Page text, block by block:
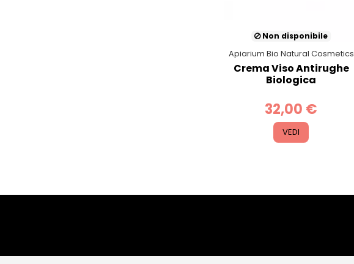
Non disponibile
Apiarium Bio Natural Cosmetics
Crema Viso Antirughe
Biologica
32,00 €
VEDI